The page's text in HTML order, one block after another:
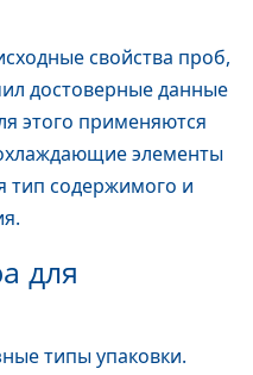
свойства проб,
достоверные данные
этого применяются
элементы
тип содержимого и
для
типы упаковки.